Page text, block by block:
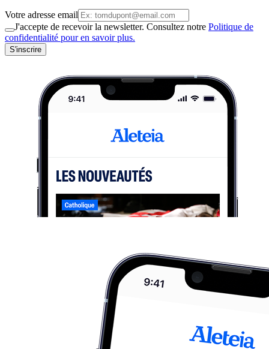
Votre adresse email
J'accepte de recevoir la newsletter. Consultez notre Politique de
confidentialité pour en savoir plus.
S'inscrire